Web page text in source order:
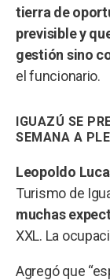
tierra de
previsible y
gestión sino
el funcionario.
IGUAZÚ SE
SEMANA A
Leopoldo
Turismo de
muchas
XXL. La
Agregó que